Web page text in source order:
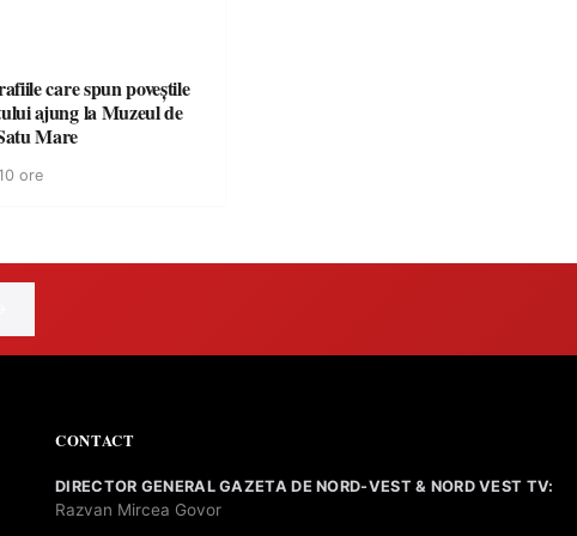
care spun poveștile
ajung la Muzeul de
Mare
ore
CONTACT
DIRECTOR GENERAL GAZETA DE NORD-VEST & NORD VEST TV:
Razvan Mircea Govor